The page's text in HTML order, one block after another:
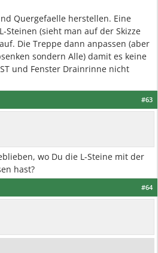
Quergefaelle herstellen. Eine
Steinen (sieht man auf der Skizze
Die Treppe dann anpassen (aber
sondern Alle) damit es keine
und Fenster Drainrinne nicht
#63
wo Du die L-Steine mit der
hast?
#64